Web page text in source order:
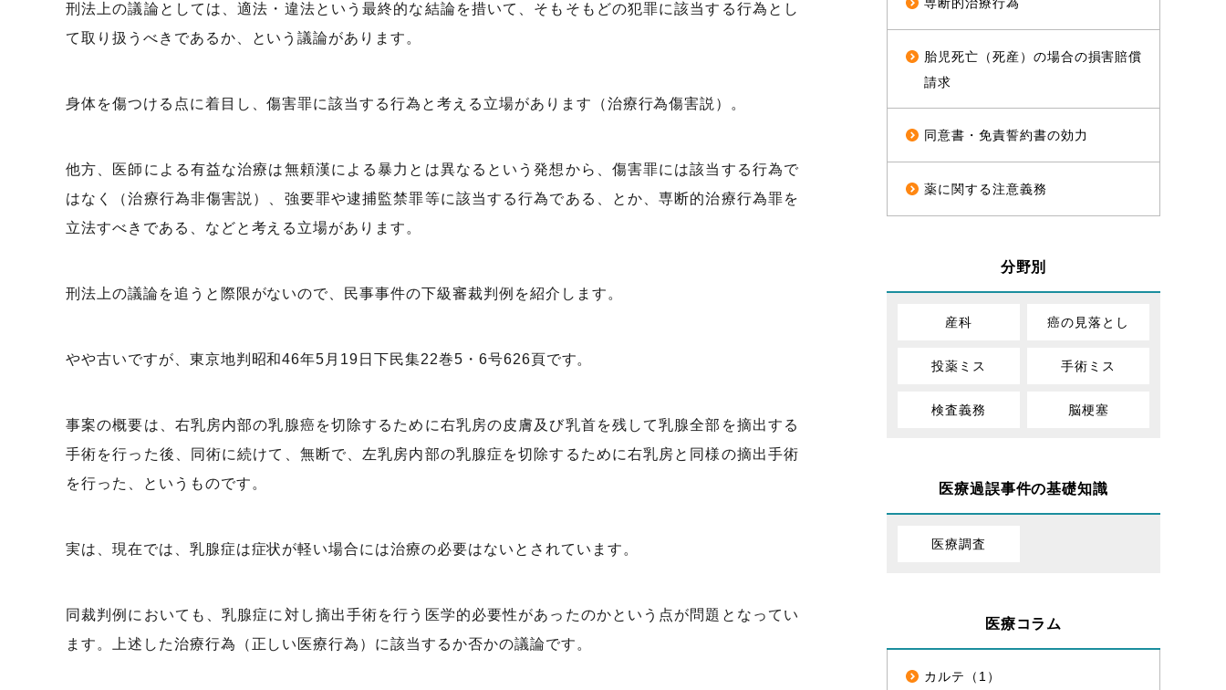
刑法上の議論としては、適法・違法という最終的な結論を措いて、そもそもどの犯罪に該当する行為とし
て取り扱うべきであるか、という議論があります。
身体を傷つける点に着目し、傷害罪に該当する行為と考える立場があります（治療行為傷害説）。
他方、医師による有益な治療は無頼漢による暴力とは異なるという発想から、傷害罪には該当する行為で
はなく（治療行為非傷害説）、強要罪や逮捕監禁罪等に該当する行為である、とか、専断的治療行為罪を
立法すべきである、などと考える立場があります。
刑法上の議論を追うと際限がないので、民事事件の下級審裁判例を紹介します。
やや古いですが、東京地判昭和46年5月19日下民集22巻5・6号626頁です。
事案の概要は、右乳房内部の乳腺癌を切除するために右乳房の皮膚及び乳首を残して乳腺全部を摘出する
手術を行った後、同術に続けて、無断で、左乳房内部の乳腺症を切除するために右乳房と同様の摘出手術
を行った、というものです。
実は、現在では、乳腺症は症状が軽い場合には治療の必要はないとされています。
同裁判例においても、乳腺症に対し摘出手術を行う医学的必要性があったのかという点が問題となってい
ます。上述した治療行為（正しい医療行為）に該当するか否かの議論です。
胎児死亡（死産）の場合の損害賠償
請求
同意書・免責誓約書の効力
薬に関する注意義務
分野別
産科 癌の見落とし
投薬ミス 手術ミス
検査義務 脳梗塞
医療過誤事件の基礎知識
医療調査
医療コラム
カルテ（1）